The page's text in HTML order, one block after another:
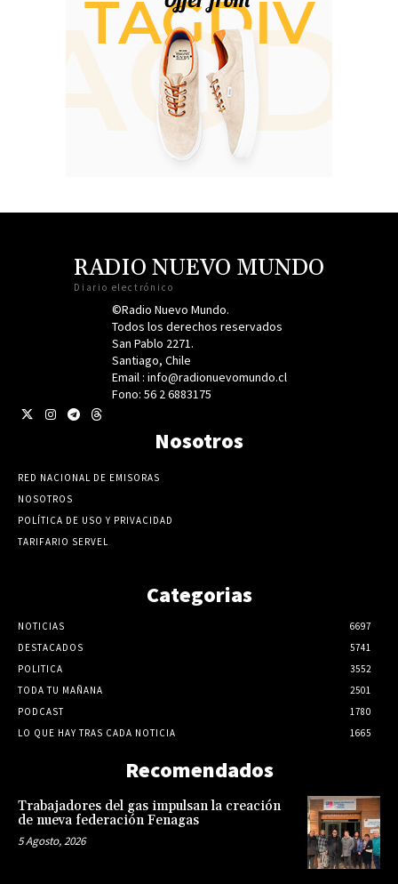
RADIO NUEVO MUNDO
Diario electrónico
©Radio Nuevo Mundo.
Todos los derechos reservados
San Pablo 2271.
Santiago, Chile
Email : info@radionuevomundo.cl
Fono: 56 2 6883175
Nosotros
RED NACIONAL DE EMISORAS
NOSOTROS
POLÍTICA DE USO Y PRIVACIDAD
TARIFARIO SERVEL
Categorias
NOTICIAS
6697
DESTACADOS
5741
POLITICA
3552
TODA TU MAÑANA
2501
PODCAST
1780
LO QUE HAY TRAS CADA NOTICIA
1665
Recomendados
Trabajadores del gas impulsan la creación
de nueva federación Fenagas
5 Agosto, 2026